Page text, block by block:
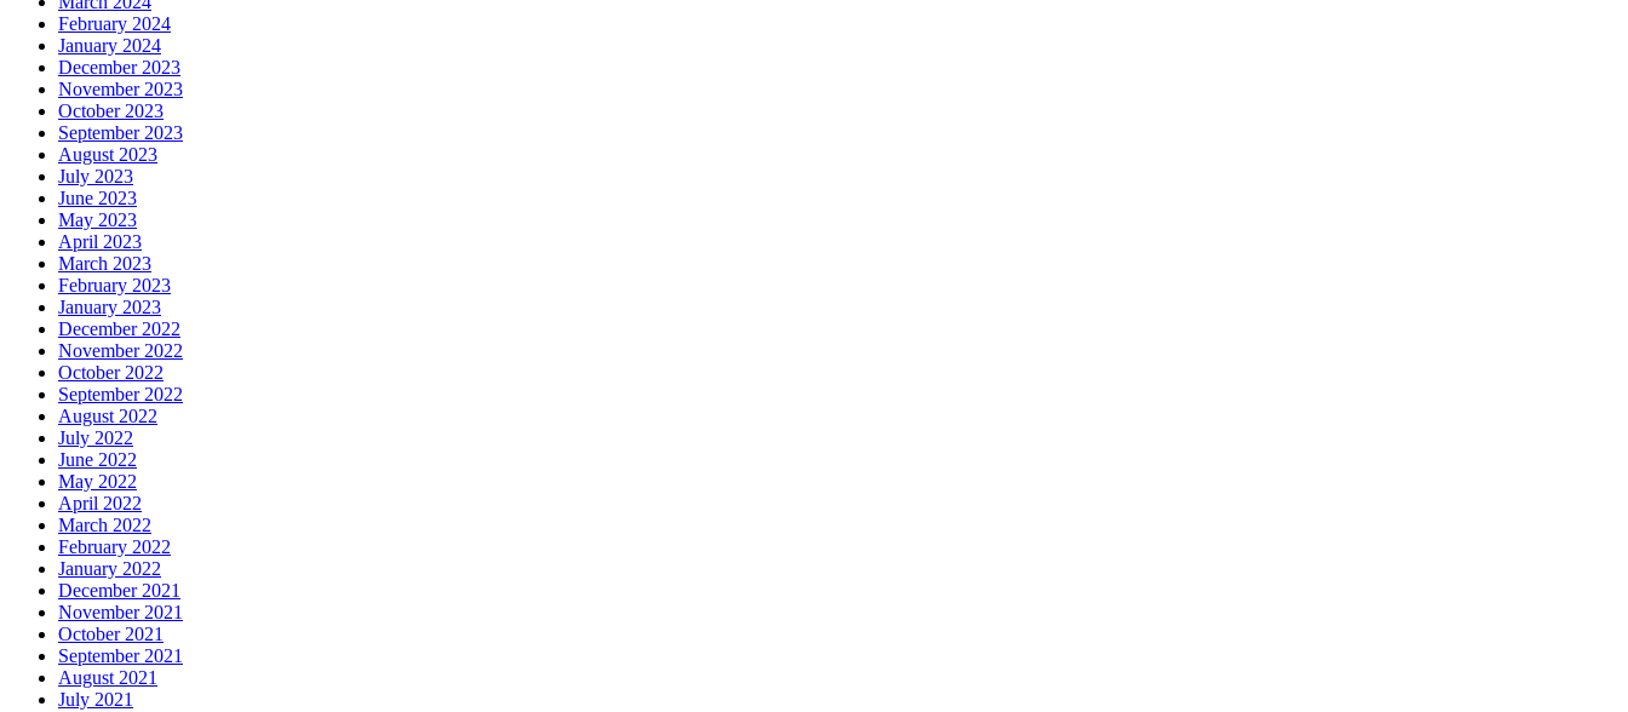
February 2024
January 2024
December 2023
November 2023
October 2023
September 2023
August 2023
July 2023
June 2023
May 2023
April 2023
March 2023
February 2023
January 2023
December 2022
November 2022
October 2022
September 2022
August 2022
July 2022
June 2022
May 2022
April 2022
March 2022
February 2022
January 2022
December 2021
November 2021
October 2021
September 2021
August 2021
July 2021